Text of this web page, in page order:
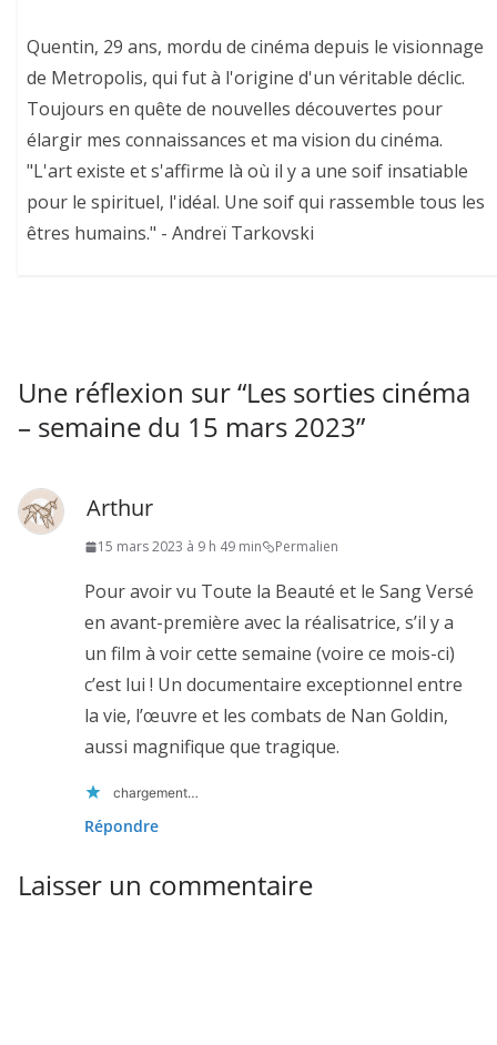
Quentin, 29 ans, mordu de cinéma depuis le visionnage
de Metropolis, qui fut à l'origine d'un véritable déclic.
Toujours en quête de nouvelles découvertes pour
élargir mes connaissances et ma vision du cinéma.
"L'art existe et s'affirme là où il y a une soif insatiable
pour le spirituel, l'idéal. Une soif qui rassemble tous les
êtres humains." - Andreï Tarkovski
Une réflexion sur “Les sorties cinéma
– semaine du 15 mars 2023”
Arthur
15 mars 2023 à 9 h 49 min Permalien
Pour avoir vu Toute la Beauté et le Sang Versé
en avant-première avec la réalisatrice, s’il y a
un film à voir cette semaine (voire ce mois-ci)
c’est lui ! Un documentaire exceptionnel entre
la vie, l’œuvre et les combats de Nan Goldin,
aussi magnifique que tragique.
chargement…
Répondre
Laisser un commentaire